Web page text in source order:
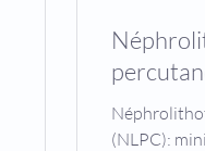
(NLPC):